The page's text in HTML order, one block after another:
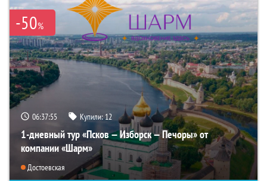
-50%
06:37:53 Купили:12
1-дневный тур «Псков — Изборск — Печоры» от
компании «Шарм»
Достоевская